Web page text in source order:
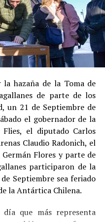
irreprochable , al no
previos.
sumadas al
la posibilidad de un
penitenciario.
y nueva investigación
Letras de Castrodictó
sentencia que obliga a
indemnización total de
daño moral:
víctima.
madre.
hazaña de la Toma de
de parte de los
un 21 de Septiembre de
el gobernador de la
Flies, el diputado Carlos
Claudio Radonich, el
Flores y parte de
participaron de la
Septiembre sea feriado
la Antártica Chilena.
que más representa